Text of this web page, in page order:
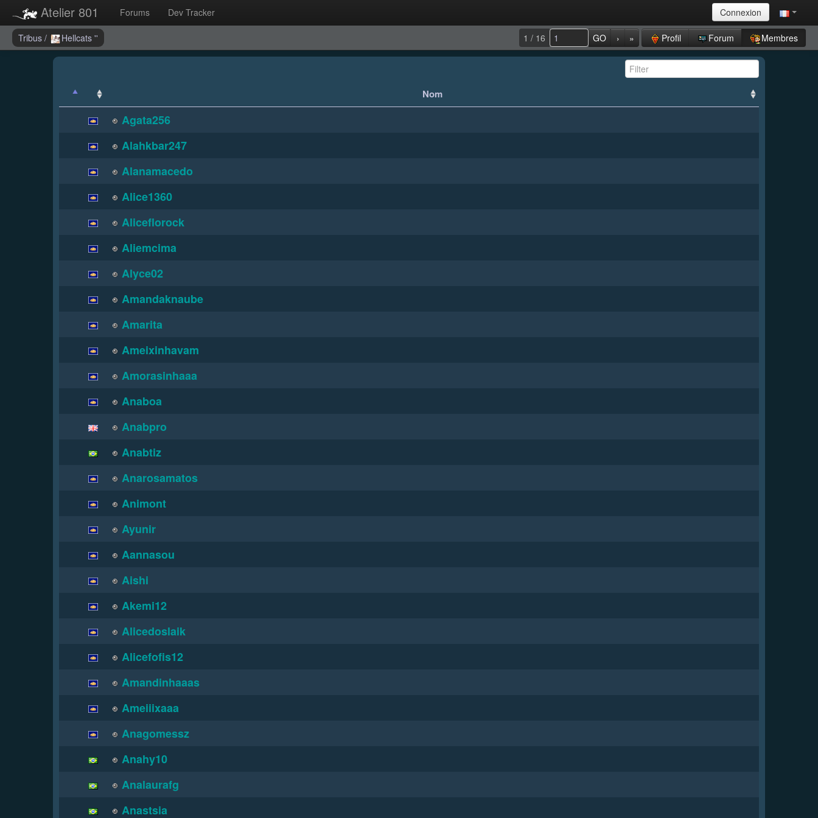
Atelier 801 Forums Dev Tracker Connexion
Tribus / Hellcats '' 1 / 16 GO › » Profil Forum Membres
Nom
Agata256
Alahkbar247
Alanamacedo
Alice1360
Aliceflorock
Aliemcima
Alyce02
Amandaknaube
Amarita
Ameixinhavam
Amorasinhaaa
Anaboa
Anabpro
Anabtiz
Anarosamatos
Animont
Ayunir
Aannasou
Aishi
Akemi12
Alicedoslaik
Alicefofis12
Amandinhaaas
Ameiiixaaa
Anagomessz
Anahy10
Analaurafg
Anastsia